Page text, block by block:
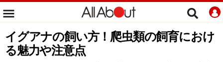
イグアナの飼い方！爬虫類の飼育におけ
る魅力や注意点